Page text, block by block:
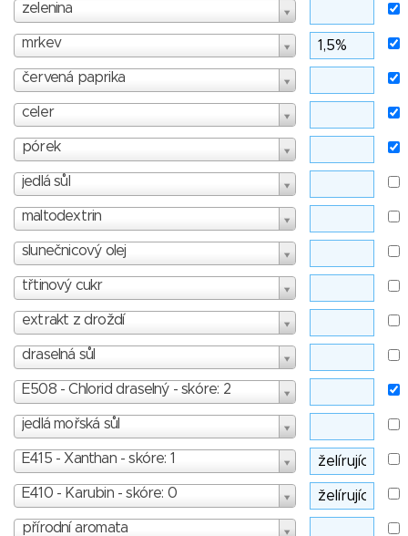
zelenina
mrkev
červená paprika
celer
pórek
jedlá sůl
maltodextrin
slunečnicový olej
třtinový cukr
extrakt z droždí
draselná sůl
E508 - Chlorid draselný - skóre: 2
jedlá mořská sůl
E415 - Xanthan - skóre: 1
E410 - Karubin - skóre: 0
přírodní aromata